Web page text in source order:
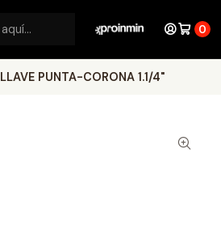
0
LLAVE PUNTA-CORONA 1.1/4"